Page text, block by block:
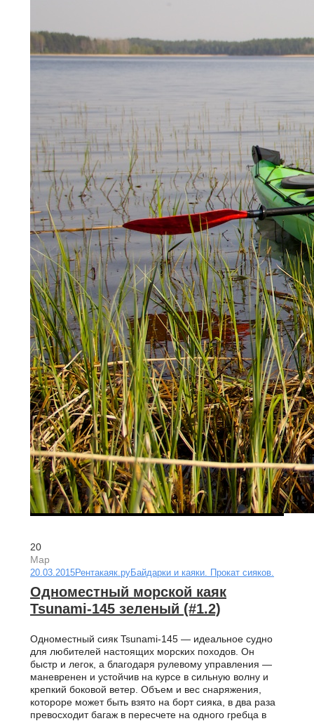
20
Мар
20.03.2015Рентакаяк.руБайдарки и каяки. Прокат сияков.
Одноместный морской каяк
Tsunami-145 зеленый (#1.2)
Одноместный сияк Tsunami-145 — идеальное судно
для любителей настоящих морских походов. Он
быстр и легок, а благодаря рулевому управления —
маневренен и устойчив на курсе в сильную волну и
крепкий боковой ветер. Объем и вес снаряжения,
котороре может быть взято на борт сияка, в два раза
превосходит багаж в пересчете на одного гребца в